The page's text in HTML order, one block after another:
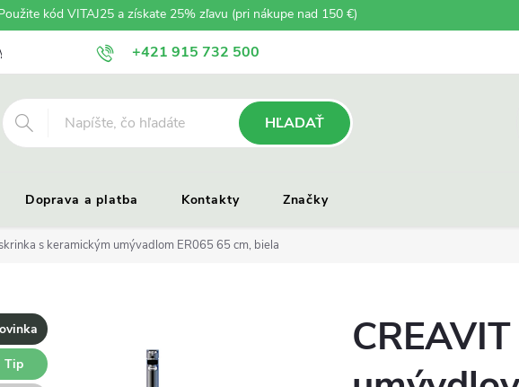
kód VITAJ25 a získate 25% zľavu (pri nákupe nad 150 €)
+421 915 732 500
Zásady ochrany osobných údajov Reklamačný poriadok
HĽADAŤ
Doprava a platba Kontakty Značky
s keramickým umývadlom ER065 65 cm, biela
Tip